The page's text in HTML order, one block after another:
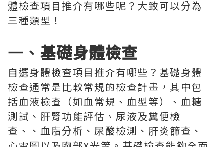
體檢查項目推介有哪些呢？大致可以分為
三種類型！
一、 基礎身體檢查
自選身體檢查項目推介有哪些？基礎身體
檢查通常是比較常規的檢查計畫，其中包
括血液檢查（如血常規、血型等）、血糖
測試、肝腎功能評估、尿液及糞便檢
查、、血脂分析、尿酸檢測、肝炎篩查、